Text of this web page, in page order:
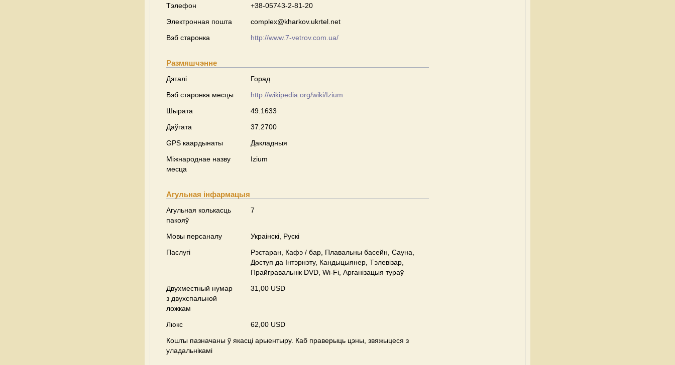
Тэлефон
+38-05743-2-81-20
Электронная пошта
complex@kharkov.ukrtel.net
Вэб старонка
http://www.7-vetrov.com.ua/
Размяшчэнне
Дэталі
Горад
Вэб старонка месцы
http://wikipedia.org/wiki/Izium
Шырата
49.1633
Даўгата
37.2700
GPS каардынаты
Дакладныя
Міжнароднае назву
месца
Izium
Агульная інфармацыя
Агульная колькасць
пакояў
7
Мовы персаналу
Украінскі, Рускі
Паслугі
Рэстаран, Кафэ / бар, Плавальны басейн, Сауна,
Доступ да Інтэрнэту, Кандыцыянер, Тэлевізар,
Прайгравальнік DVD, Wi-Fi, Арганізацыя тураў
Двухместный нумар
з двухспальной
ложкам
31,00 USD
Люкс
62,00 USD
Кошты пазначаны ў якасці арыентыру. Каб праверыць цэны, звяжыцеся з
уладальнікамі